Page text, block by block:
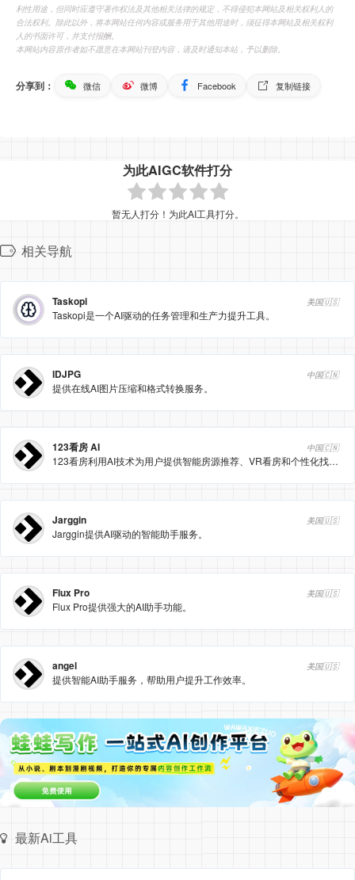
利性用途，但同时应遵守著作权法及其他相关法律的规定，不得侵犯本网站及相关权利人的
合法权利。除此以外，将本网站任何内容或服务用于其他用途时，须征得本网站及相关权利
人的书面许可，并支付报酬。
本网站内容原作者如不愿意在本网站刊登内容，请及时通知本站，予以删除。
分享到： 微信 微博 Facebook 复制链接
为此AIGC软件打分
暂无人打分！为此AI工具打分。
相关导航
Taskopi 美国🇺🇸
Taskopi是一个AI驱动的任务管理和生产力提升工具。
IDJPG 中国🇨🇳
提供在线AI图片压缩和格式转换服务。
123看房 AI 中国🇨🇳
123看房利用AI技术为用户提供智能房源推荐、VR看房和个性化找房服务。
Jarggin 美国🇺🇸
Jarggin提供AI驱动的智能助手服务。
Flux Pro 美国🇺🇸
Flux Pro提供强大的AI助手功能。
angel 美国🇺🇸
提供智能AI助手服务，帮助用户提升工作效率。
最新Ai工具